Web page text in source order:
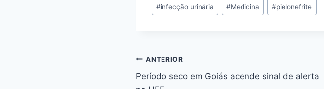
#infecção urinária #Medicina #pielonefrite
ANTERIOR
Período seco em Goiás acende sinal de alerta